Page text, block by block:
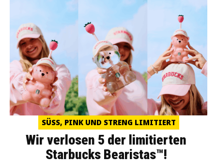
SÜSS, PINK UND STRENG LIMITIERT
Wir verlosen 5 der limitierten
Starbucks Bearistas™!